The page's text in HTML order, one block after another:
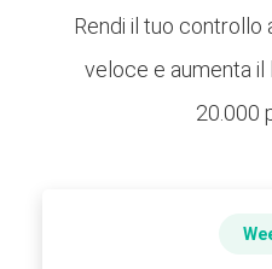
Rendi il tuo controllo
veloce e aumenta il
20.000